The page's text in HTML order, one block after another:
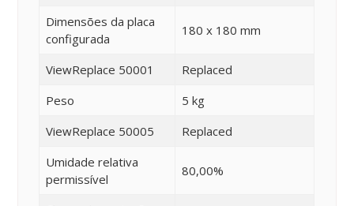
Dimensões da placa
configurada
180 x 180 mm
ViewReplace 50001
Replaced
Peso
5 kg
ViewReplace 50005
Replaced
Umidade relativa
permissível
80,00%